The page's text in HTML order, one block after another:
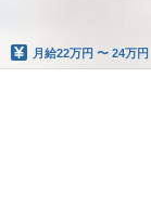
月給22万円 〜 24万円